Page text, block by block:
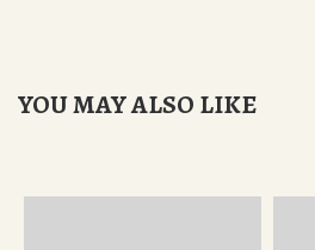
YOU MAY ALSO LIKE